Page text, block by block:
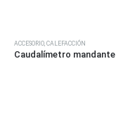
ACCESORIO, CALEFACCIÓN
Caudalímetro mandante